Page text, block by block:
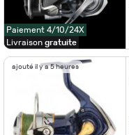
Paiement 4/10/24X
Livraison gratuite
ajouté il y a 5 heures